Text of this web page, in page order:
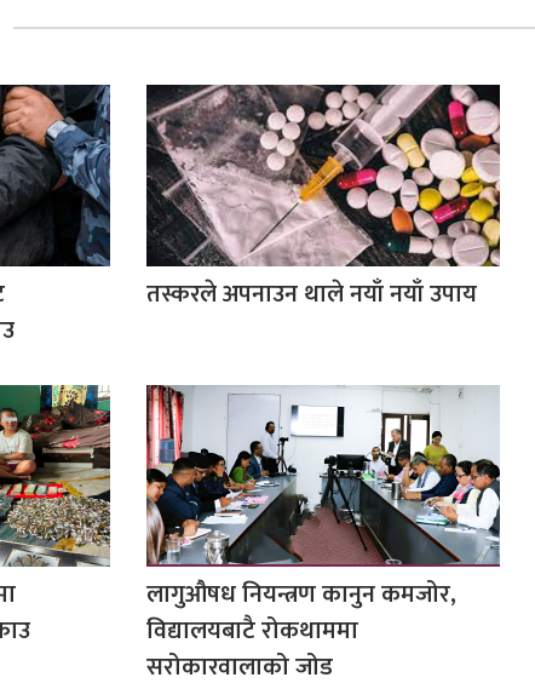
तस्करले अपनाउन थाले नयाँ नयाँ उपाय
लागुऔषध नियन्त्रण कानुन कमजोर,
विद्यालयबाटै रोकथाममा
सरोकारवालाको जोड